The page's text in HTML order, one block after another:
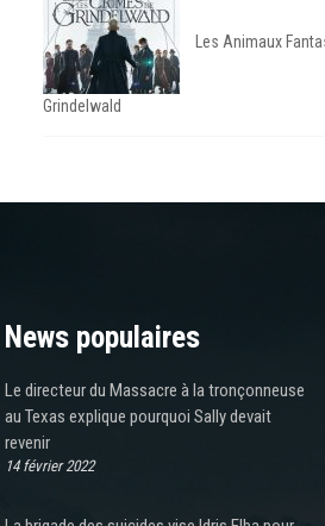
Les Animaux
Grindelwald
News populaires
Le directeur du Massacre à la tronçonneuse
au Texas explique pourquoi Sally devait
revenir
14 février 2022